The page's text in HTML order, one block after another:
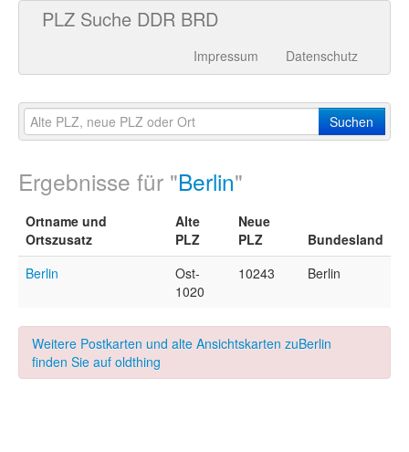
PLZ Suche DDR BRD
Impressum Datenschutz
Suchen
Ergebnisse für "Berlin"
Ortname und
Ortszusatz
Alte
PLZ
Neue
PLZ
Bundesland
Berlin
Ost-
1020
10243 Berlin
Weitere Postkarten und alte Ansichtskarten zuBerlin
finden Sie auf oldthing